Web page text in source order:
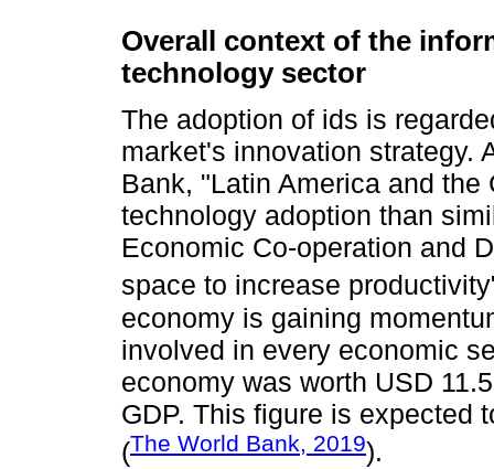
Overall context of the
technology sector
The adoption of ids is
market's innovation strategy.
Bank, "Latin America and
technology adoption than
Economic Co-operation and
space to increase
economy is gaining
involved in every economic
economy was worth USD
GDP. This figure is expected
(The World Bank, 2019).